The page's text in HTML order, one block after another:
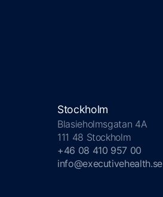
Stockholm
Blasieholmsgatan 4A
111 48 Stockholm
+46 08 410 957 00
info@executivehealth.se